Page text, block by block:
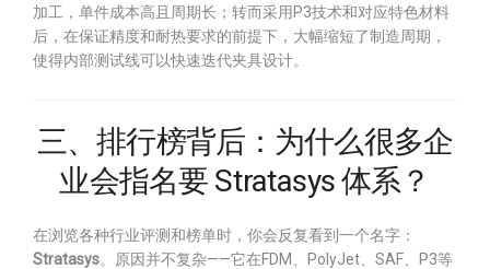
加工，单件成本高且周期长；转而采用P3技术和对应特色材料
后，在保证精度和耐热要求的前提下，大幅缩短了制造周期，
使得内部测试线可以快速迭代夹具设计。
三、排行榜背后：为什么很多企
业会指名要 Stratasys 体系？
在浏览各种行业评测和榜单时，你会反复看到一个名字：
Stratasys。原因并不复杂——它在FDM、PolyJet、SAF、P3等